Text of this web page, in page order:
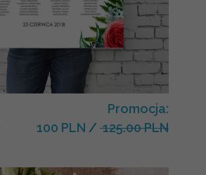
Promocja:
100 PLN / 125.00 PLN